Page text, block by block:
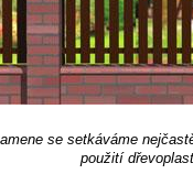
se setkáváme
použití